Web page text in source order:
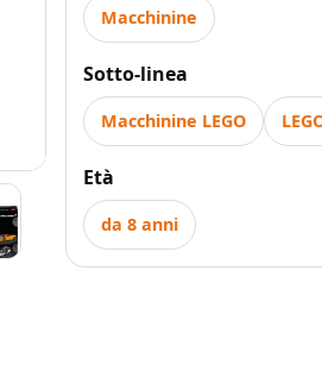
Macchinine
Sotto-linea
Macchinine LEGO
Età
da 8 anni